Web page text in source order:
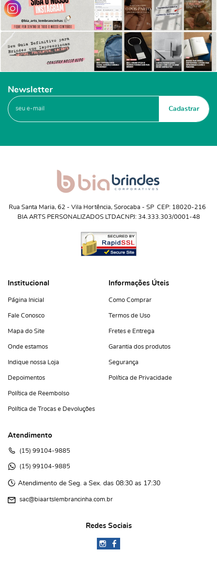
Newsletter
Cadastrar
Rua Santa Maria, 62 - Vila Hortência, Sorocaba - SP CEP: 18020-216
BIA ARTS PERSONALIZADOS LTDACNPJ: 34.333.303/0001-48
Institucional
Página Inicial
Fale Conosco
Mapa do Site
Onde estamos
Indique nossa Loja
Depoimentos
Política de Reembolso
Política de Trocas e Devoluções
Informações Úteis
Como Comprar
Termos de Uso
Fretes e Entrega
Garantia dos produtos
Segurança
Política de Privacidade
Atendimento
(15) 99104-9885
(15) 99104-9885
Atendimento de Seg. a Sex. das 08:30 as 17:30
sac@biaartslembrancinha.com.br
Redes Sociais